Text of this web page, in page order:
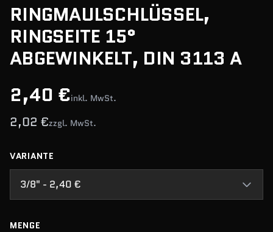
RINGMAULSCHLÜSSEL,
RINGSEITE 15°
ABGEWINKELT, DIN 3113 A
2,40 €inkl. MwSt.
2,02 €zzgl. MwSt.
VARIANTE
3/8" - 2,40 €
MENGE